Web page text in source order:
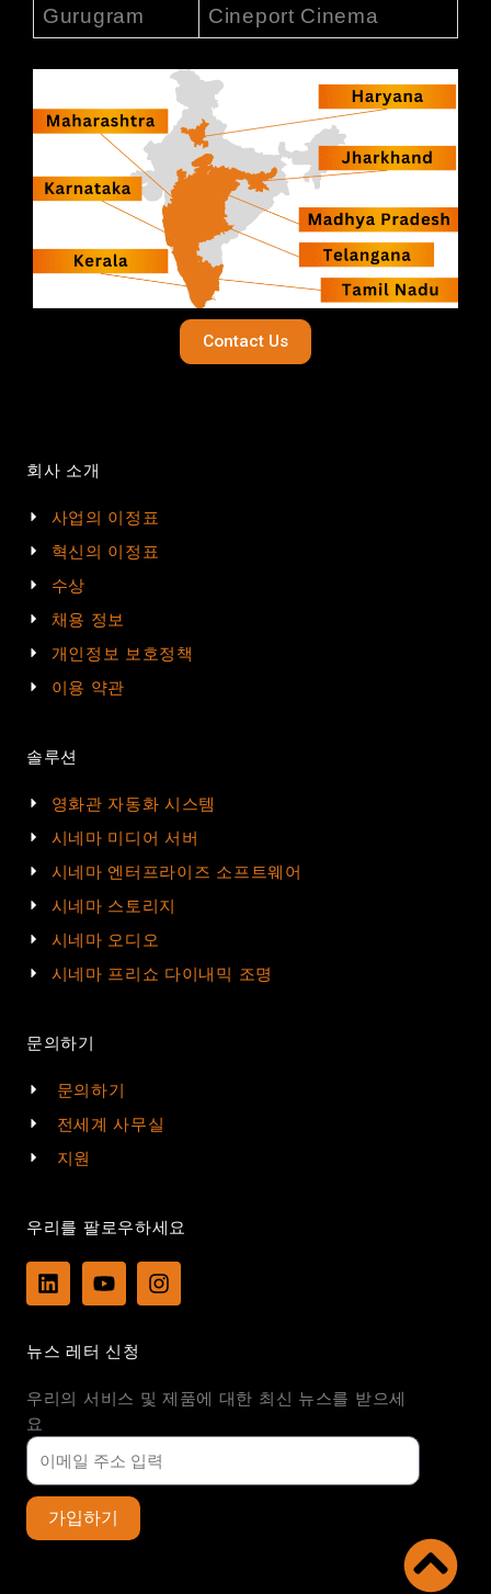
Gurugram Cineport Cinema
Contact Us
회사 소개
사업의 이정표
혁신의 이정표
수상
채용 정보
개인정보 보호정책
이용 약관
솔루션
영화관 자동화 시스템
시네마 미디어 서버
시네마 엔터프라이즈 소프트웨어
시네마 스토리지
시네마 오디오
시네마 프리쇼 다이내믹 조명
문의하기
문의하기
전세계 사무실
지원
우리를 팔로우하세요
L
i
e
i
Y
o
u
e
I
n
r
뉴스 레터 신청
우리의 서비스 및 제품에 대한 최신 뉴스를 받으세
요
가입하기